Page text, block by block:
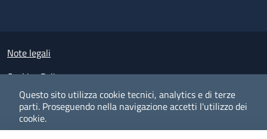
Questo sito utilizza cookie tecnici, analytics e di terze
parti. Proseguendo nella navigazione accetti l'utilizzo dei
cookie.
Small prints
Note legali
Cookies Policy
Policy privacy e protezione del dato personale
Albo pretorio on-line